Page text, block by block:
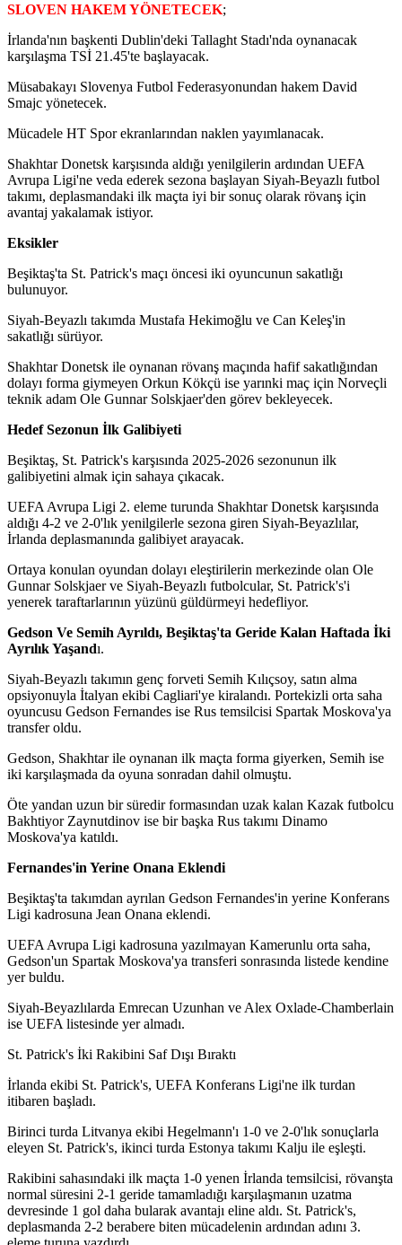
SLOVEN HAKEM YÖNETECEK;
İrlanda'nın başkenti Dublin'deki Tallaght Stadı'nda oynanacak
karşılaşma TSİ 21.45'te başlayacak.
Müsabakayı Slovenya Futbol Federasyonundan hakem David
Smajc yönetecek.
Mücadele HT Spor ekranlarından naklen yayımlanacak.
Shakhtar Donetsk karşısında aldığı yenilgilerin ardından UEFA
Avrupa Ligi'ne veda ederek sezona başlayan Siyah-Beyazlı futbol
takımı, deplasmandaki ilk maçta iyi bir sonuç olarak rövanş için
avantaj yakalamak istiyor.
Eksikler
Beşiktaş'ta St. Patrick's maçı öncesi iki oyuncunun sakatlığı
bulunuyor.
Siyah-Beyazlı takımda Mustafa Hekimoğlu ve Can Keleş'in
sakatlığı sürüyor.
Shakhtar Donetsk ile oynanan rövanş maçında hafif sakatlığından
dolayı forma giymeyen Orkun Kökçü ise yarınki maç için Norveçli
teknik adam Ole Gunnar Solskjaer'den görev bekleyecek.
Hedef Sezonun İlk Galibiyeti
Beşiktaş, St. Patrick's karşısında 2025-2026 sezonunun ilk
galibiyetini almak için sahaya çıkacak.
UEFA Avrupa Ligi 2. eleme turunda Shakhtar Donetsk karşısında
aldığı 4-2 ve 2-0'lık yenilgilerle sezona giren Siyah-Beyazlılar,
İrlanda deplasmanında galibiyet arayacak.
Ortaya konulan oyundan dolayı eleştirilerin merkezinde olan Ole
Gunnar Solskjaer ve Siyah-Beyazlı futbolcular, St. Patrick's'i
yenerek taraftarlarının yüzünü güldürmeyi hedefliyor.
Gedson Ve Semih Ayrıldı, Beşiktaş'ta Geride Kalan Haftada İki
Ayrılık Yaşandı.
Siyah-Beyazlı takımın genç forveti Semih Kılıçsoy, satın alma
opsiyonuyla İtalyan ekibi Cagliari'ye kiralandı. Portekizli orta saha
oyuncusu Gedson Fernandes ise Rus temsilcisi Spartak Moskova'ya
transfer oldu.
Gedson, Shakhtar ile oynanan ilk maçta forma giyerken, Semih ise
iki karşılaşmada da oyuna sonradan dahil olmuştu.
Öte yandan uzun bir süredir formasından uzak kalan Kazak futbolcu
Bakhtiyor Zaynutdinov ise bir başka Rus takımı Dinamo
Moskova'ya katıldı.
Fernandes'in Yerine Onana Eklendi
Beşiktaş'ta takımdan ayrılan Gedson Fernandes'in yerine Konferans
Ligi kadrosuna Jean Onana eklendi.
UEFA Avrupa Ligi kadrosuna yazılmayan Kamerunlu orta saha,
Gedson'un Spartak Moskova'ya transferi sonrasında listede kendine
yer buldu.
Siyah-Beyazlılarda Emrecan Uzunhan ve Alex Oxlade-Chamberlain
ise UEFA listesinde yer almadı.
St. Patrick's İki Rakibini Saf Dışı Bıraktı
İrlanda ekibi St. Patrick's, UEFA Konferans Ligi'ne ilk turdan
itibaren başladı.
Birinci turda Litvanya ekibi Hegelmann'ı 1-0 ve 2-0'lık sonuçlarla
eleyen St. Patrick's, ikinci turda Estonya takımı Kalju ile eşleşti.
Rakibini sahasındaki ilk maçta 1-0 yenen İrlanda temsilcisi, rövanşta
normal süresini 2-1 geride tamamladığı karşılaşmanın uzatma
devresinde 1 gol daha bularak avantajı eline aldı. St. Patrick's,
deplasmanda 2-2 berabere biten mücadelenin ardından adını 3.